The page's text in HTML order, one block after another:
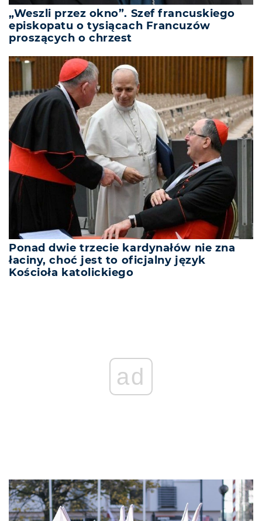
„Weszli przez okno”. Szef francuskiego
episkopatu o tysiącach Francuzów
proszących o chrzest
Ponad dwie trzecie kardynałów nie zna
łaciny, choć jest to oficjalny język
Kościoła katolickiego
ad